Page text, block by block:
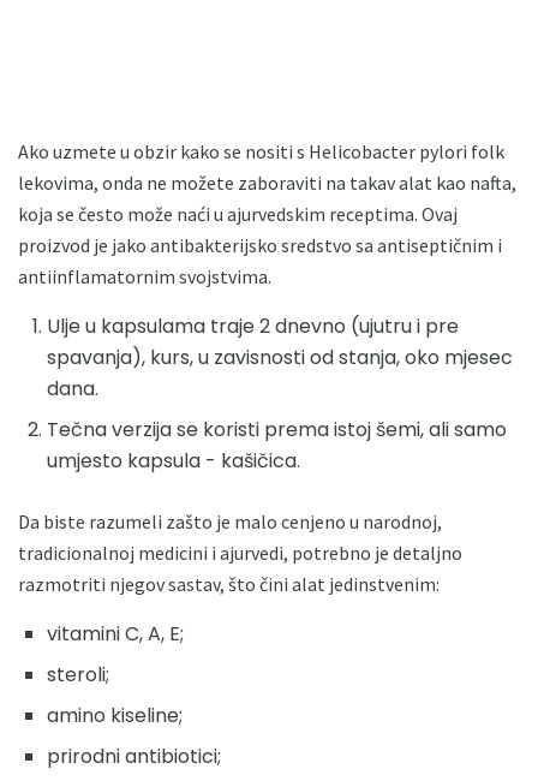
Ako uzmete u obzir kako se nositi s Helicobacter pylori folk
lekovima, onda ne možete zaboraviti na takav alat kao nafta,
koja se često može naći u ajurvedskim receptima. Ovaj
proizvod je jako antibakterijsko sredstvo sa antiseptičnim i
antiinflamatornim svojstvima.
Ulje u kapsulama traje 2 dnevno (ujutru i pre
spavanja), kurs, u zavisnosti od stanja, oko mjesec
dana.
Tečna verzija se koristi prema istoj šemi, ali samo
umjesto kapsula - kašičica.
Da biste razumeli zašto je malo cenjeno u narodnoj,
tradicionalnoj medicini i ajurvedi, potrebno je detaljno
razmotriti njegov sastav, što čini alat jedinstvenim:
vitamini C, A, E;
steroli;
amino kiseline;
prirodni antibiotici;